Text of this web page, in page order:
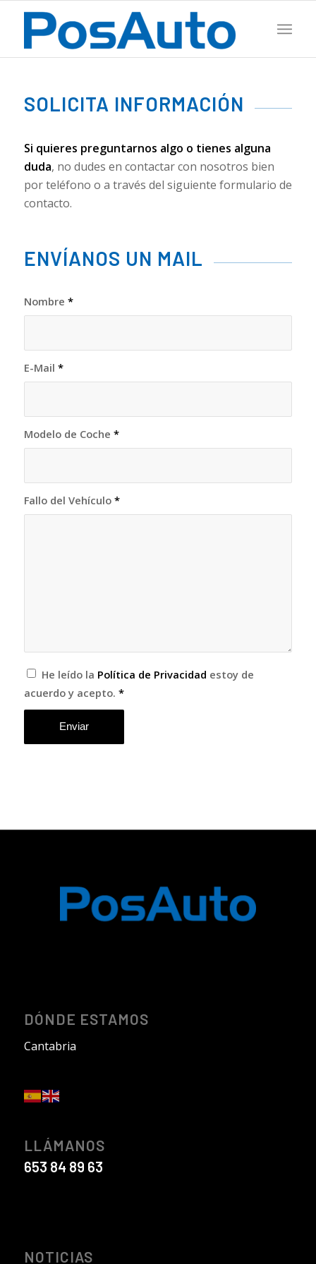
SOLICITA INFORMACIÓN
Si quieres preguntarnos algo o tienes alguna
duda, no dudes en contactar con nosotros bien
por teléfono o a través del siguiente formulario de
contacto.
ENVÍANOS UN MAIL
Nombre *
E-Mail *
Modelo de Coche *
Fallo del Vehículo *
He leído la Política de Privacidad estoy de
acuerdo y acepto. *
DÓNDE ESTAMOS
Cantabria
LLÁMANOS
653 84 89 63
NOTICIAS